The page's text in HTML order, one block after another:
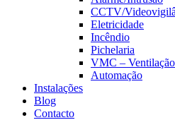
CCTV/
Eletricidade
Incêndio
Pichelaria
VMC –
Automação
Instalações
Blog
Contacto